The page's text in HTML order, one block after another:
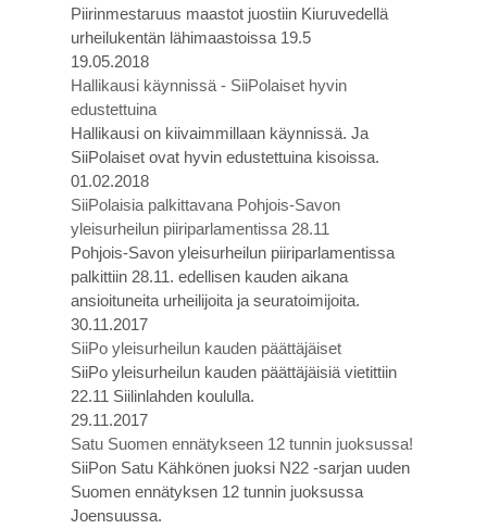
Piirinmestaruus maastot juostiin Kiuruvedellä
urheilukentän lähimaastoissa 19.5
19.05.2018
Hallikausi käynnissä - SiiPolaiset hyvin
edustettuina
Hallikausi on kiivaimmillaan käynnissä. Ja
SiiPolaiset ovat hyvin edustettuina kisoissa.
01.02.2018
SiiPolaisia palkittavana Pohjois-Savon
yleisurheilun piiriparlamentissa 28.11
Pohjois-Savon yleisurheilun piiriparlamentissa
palkittiin 28.11. edellisen kauden aikana
ansioituneita urheilijoita ja seuratoimijoita.
30.11.2017
SiiPo yleisurheilun kauden päättäjäiset
SiiPo yleisurheilun kauden päättäjäisiä vietittiin
22.11 Siilinlahden koululla.
29.11.2017
Satu Suomen ennätykseen 12 tunnin juoksussa!
SiiPon Satu Kähkönen juoksi N22 -sarjan uuden
Suomen ennätyksen 12 tunnin juoksussa
Joensuussa.